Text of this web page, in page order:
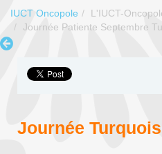
IUCT Oncopole L'IUCT-
Journée Patiente Septembre
Journée